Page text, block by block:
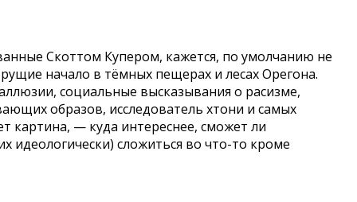
Скоттом Купером, кажется, по умолчанию не
начало в тёмных пещерах и лесах Орегона.
социальные высказывания о расизме,
образов, исследователь хтони и самых
картина, — куда интереснее, сможет ли
идеологически) сложиться во что-то кроме